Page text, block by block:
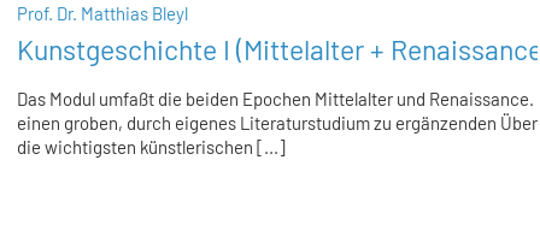
Prof. Dr. Matthias Bleyl
Kunstgeschichte I (Mittelalter +
Das Modul umfaßt die beiden Epochen Mittelalter und Renaissance.
einen groben, durch eigenes Literaturstudium zu ergänzenden
die wichtigsten künstlerischen [...]